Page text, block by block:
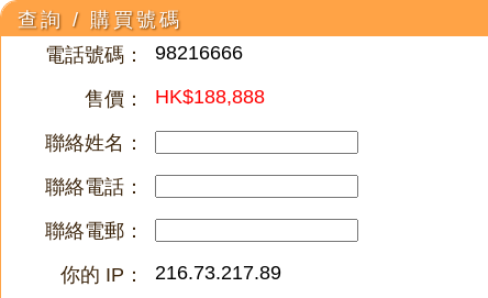
查詢 / 購買號碼
電話號碼：
98216666
售價： HK$188,888
聯絡姓名：
聯絡電話：
聯絡電郵：
你的 IP：
216.73.217.89